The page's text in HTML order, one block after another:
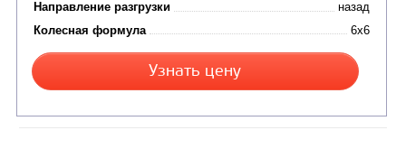
САМОСВАЛ КАМАЗ-65801